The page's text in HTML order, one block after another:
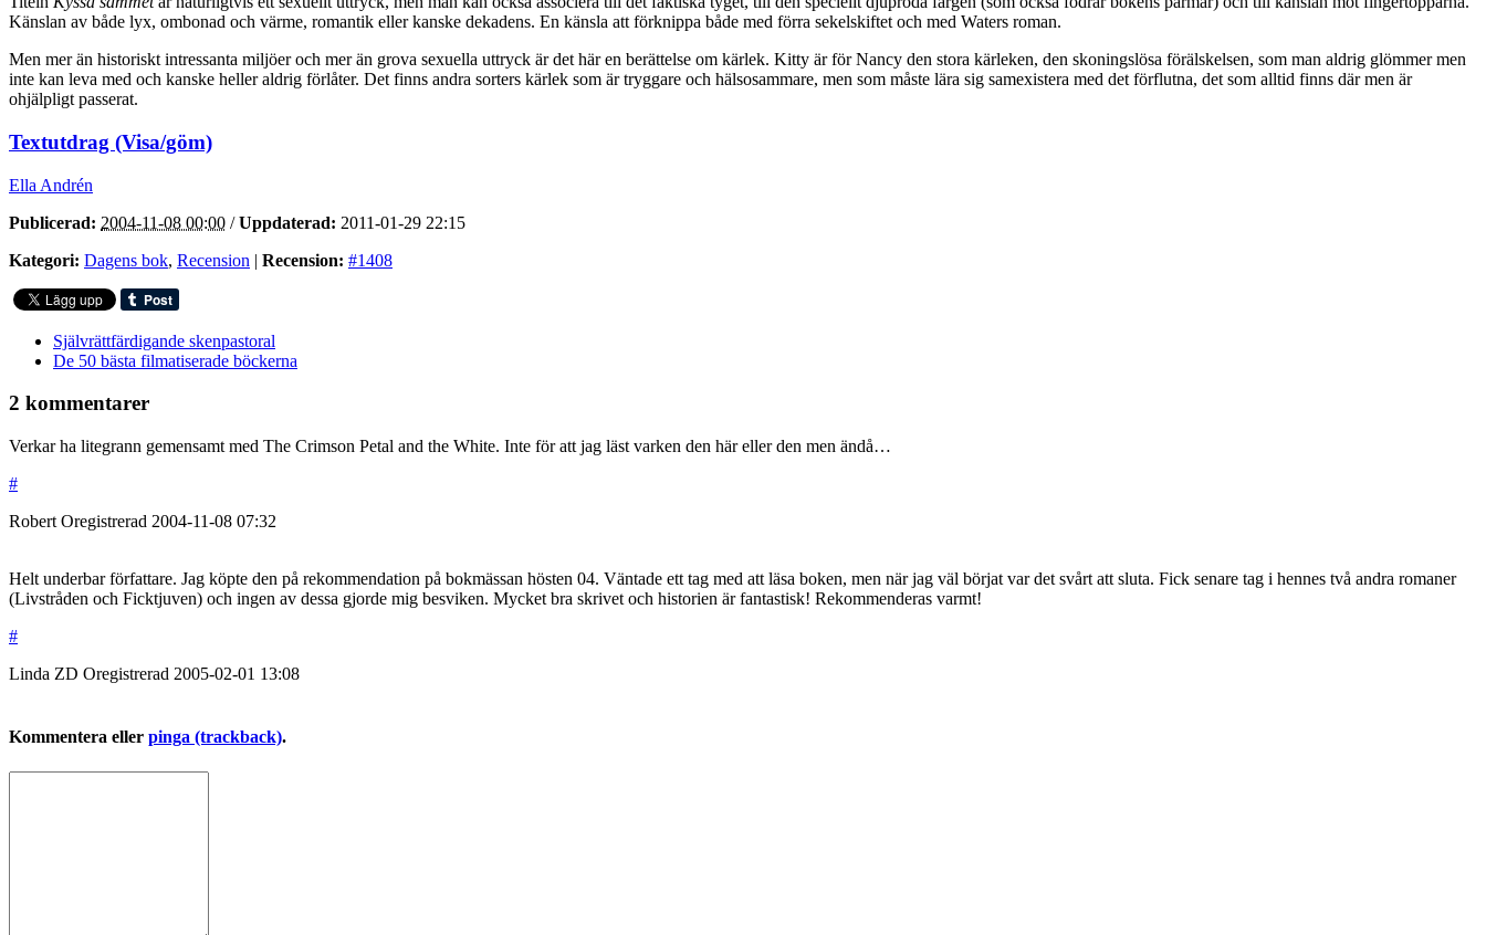
Känslan av både lyx, ombonad och värme, romantik eller kanske dekadens. En känsla att förknippa både med förra sekelskiftet och med Waters roman.
Men mer än historiskt intressanta miljöer och mer än grova sexuella uttryck är det här en berättelse om kärlek. Kitty är för Nancy den stora kärleken, den skoningslösa förälskelsen, som man aldrig glömmer men
inte kan leva med och kanske heller aldrig förlåter. Det finns andra sorters kärlek som är tryggare och hälsosammare, men som måste lära sig samexistera med det förflutna, det som alltid finns där men är
ohjälpligt passerat.
Textutdrag (Visa/göm)
Ella Andrén
Publicerad: 2004-11-08 00:00 /Uppdaterad: 2011-01-29 22:15
Kategori: Dagens bok, Recension | Recension: #1408
Självrättfärdigande skenpastoral
De 50 bästa filmatiserade böckerna
2 kommentarer
Verkar ha litegrann gemensamt med The Crimson Petal and the White. Inte för att jag läst varken den här eller den men ändå…
#
Robert Oregistrerad 2004-11-08 07:32
Helt underbar författare. Jag köpte den på rekommendation på bokmässan hösten 04. Väntade ett tag med att läsa boken, men när jag väl börjat var det svårt att sluta. Fick senare tag i hennes två andra romaner
(Livstråden och Ficktjuven) och ingen av dessa gjorde mig besviken. Mycket bra skrivet och historien är fantastisk! Rekommenderas varmt!
#
Linda ZD Oregistrerad 2005-02-01 13:08
Kommentera eller pinga (trackback).